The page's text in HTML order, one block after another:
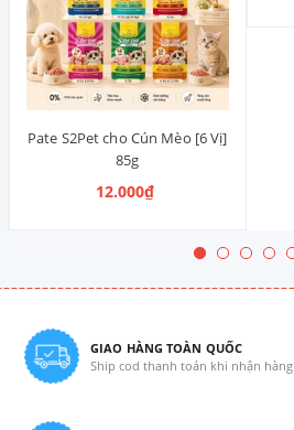
Pate S2Pet cho Cún Mèo [6 Vị]
85g
12.000₫
GIAO HÀNG TOÀN QUỐC
Ship cod thanh toán khi nhận hàng